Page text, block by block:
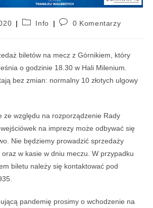
Info 0 Komentarzy
biletów na mecz z Górnikiem, który
o godzinie 18.30 w Hali Milenium.
bez zmian: normalny 10 złotych ulgowy
ze względu na rozporządzenie Rady
na imprezy może odbywać się
Nie będziemy prowadzić sprzedaży
w kasie w dniu meczu. W przypadku
biletu należy się kontaktować pod
pandemię prosimy o wchodzenie na